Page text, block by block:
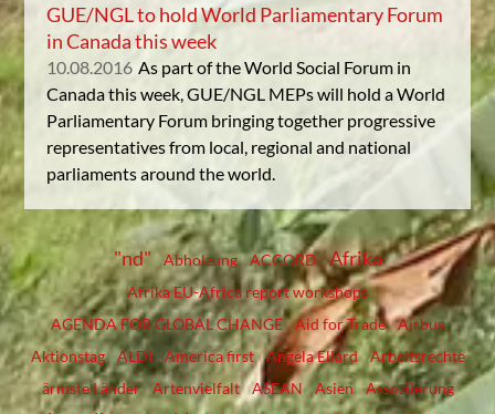
Datenschutzerklärung
GUE/NGL to hold World Parliamentary Forum
in Canada this week
10.08.2016 As part of the World Social Forum in
Canada this week, GUE/NGL MEPs will hold a World
Parliamentary Forum bringing together progressive
representatives from local, regional and national
parliaments around the world.
"nd" Abholzung ACCORD Afrika
Afrika EU-Africa report workshops
AGENDA FOR GLOBAL CHANGE
Aid for Trade
Airbus
Aktionstag
ALDI America first Angela Ellard
Arbeitsrechte
ärmste Länder
Artenvielfalt ASEAN Asien Assoziierung